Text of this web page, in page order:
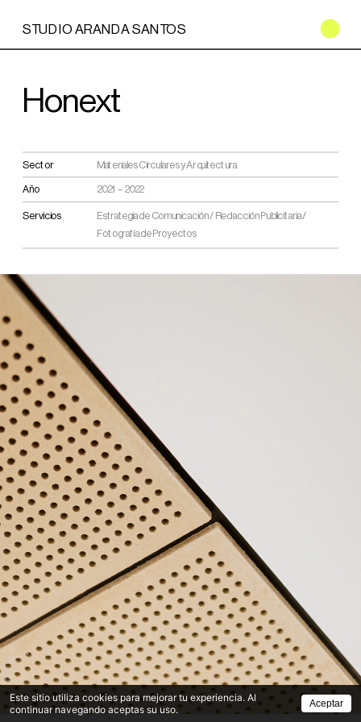
STUDIO ARANDA SANTOS
Honext
Materiales Circulares y Arquitectura
Sector
2021 – 2022
Año
Estrategia de Comunicación / Redacción Publicitaria /
Fotografía de Proyectos
Servicios
Este sitio utiliza cookies para mejorar tu experiencia. Al
continuar navegando aceptas su uso.
Aceptar